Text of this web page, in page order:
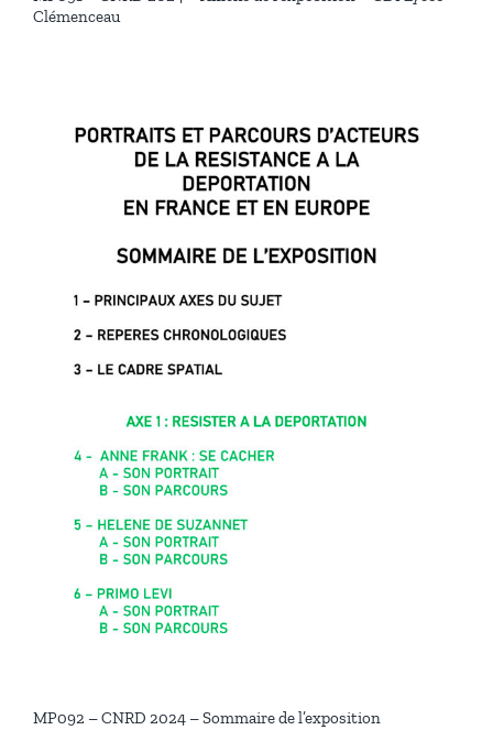
Clémenceau
MP092 – CNRD 2024 – Sommaire de l’exposition